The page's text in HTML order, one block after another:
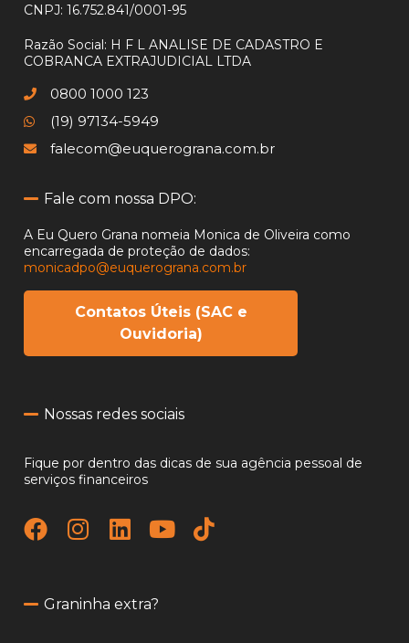
CNPJ: 16.752.841/0001-95
Razão Social: H F L ANALISE DE CADASTRO E
COBRANCA EXTRAJUDICIAL LTDA
0800 1000 123
(19) 97134-5949
falecom@euquerograna.com.br
Fale com nossa DPO:
A Eu Quero Grana nomeia Monica de Oliveira como
encarregada de proteção de dados:
monicadpo@euquerograna.com.br
Contatos Úteis (SAC e
Ouvidoria)
Nossas redes sociais
Fique por dentro das dicas de sua agência pessoal de
serviços financeiros
Graninha extra?